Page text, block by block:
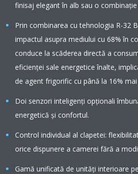
finisaj elegant în alb sau o
Prin combinarea cu tehnologia R-32
impactul asupra mediului cu 68% în
conduce la scăderea directă a
eficienței sale energetice înalte,
de agent frigorific cu până la 16%
Doi senzori inteligenţi opţionali
energetică şi confortul.
Control individual al clapetei:
orice dispunere a camerei fără a
Gamă unificată de unități interioare